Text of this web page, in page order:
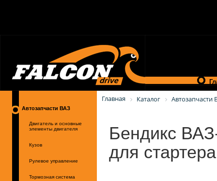
Автозапчасти ВАЗ
Двигатель и основные
элементы двигателя
Кузов
Рулевое управление
Тормозная система
Главная Каталог Автозапчасти
Бендикс
для